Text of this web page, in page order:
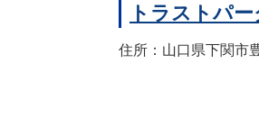
トラストパ
住所：山口県下関市